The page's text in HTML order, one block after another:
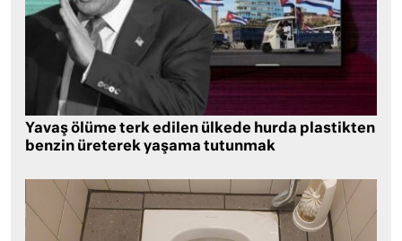
Yavaş ölüme terk edilen ülkede hurda plastikten
benzin üreterek yaşama tutunmak